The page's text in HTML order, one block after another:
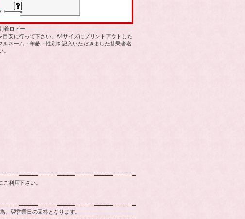
着ロビー
安に行って下さい。A4サイズにプリントアウトした
ネーム・年齢・性別を記入いただきました搭乗者名
利用下さい。
、翌営業日の回答となります。